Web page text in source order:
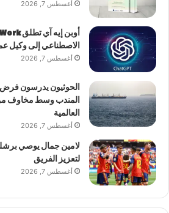
أغسطس 7, 2026
الاصطناعي إلى وكيل
أغسطس 7, 2026
الحوثيون يدرسون
المندب وسط مخاوف
العالمية
أغسطس 7, 2026
لامين جمال يوصي
لتعزيز الفريق
أغسطس 7, 2026